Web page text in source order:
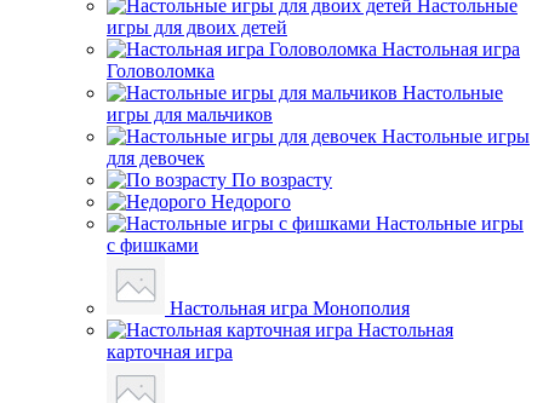
Настольные
игры для двоих детей
Настольная игра
Головоломка
Настольные
игры для мальчиков
Настольные игры
для девочек
По возрасту
Недорого
Настольные игры
с фишками
Настольная игра Монополия
Настольная
карточная игра